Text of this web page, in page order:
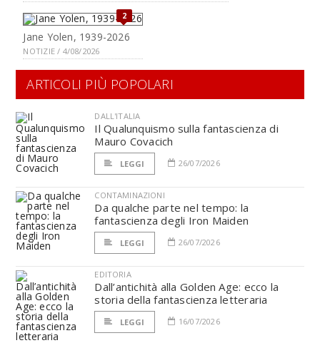
2
Jane Yolen, 1939-2026
NOTIZIE / 4/08/2026
ARTICOLI PIÙ POPOLARI
DALL'ITALIA
Il Qualunquismo sulla fantascienza di
Mauro Covacich
LEGGI 26/07/2026
CONTAMINAZIONI
Da qualche parte nel tempo: la
fantascienza degli Iron Maiden
LEGGI 26/07/2026
EDITORIA
Dall’antichità alla Golden Age: ecco la
storia della fantascienza letteraria
LEGGI 16/07/2026